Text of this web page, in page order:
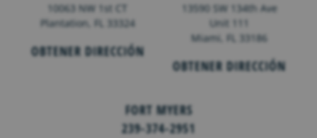
10063 NW 1st CT
Plantation, FL 33324
OBTENER DIRECCIÓN
13590 SW 134th Ave
Unit 111
Miami, FL 33186
OBTENER DIRECCIÓN
FORT MYERS
239-374-2951